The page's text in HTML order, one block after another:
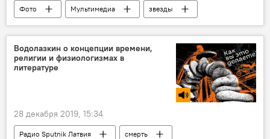
Фото Мультимедиа
звезды
свадьба
Водолазкин о концепции времени,
религии и физиологизмах в
литературе
28 декабря 2019, 15:34
Радио Sputnik Латвия
смерть